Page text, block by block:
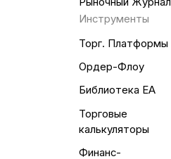
Инструменты
Торг. Платформы
Ордер-Флоу
Библиотека EA
Торговые
калькуляторы
Финанс-